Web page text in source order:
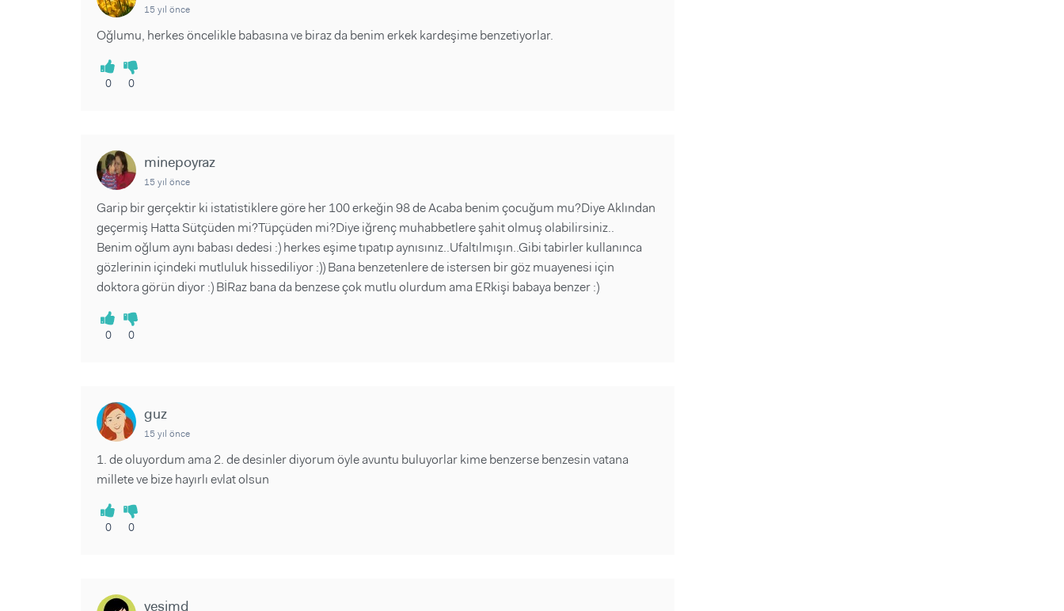
15 yıl önce
Oğlumu, herkes öncelikle babasına ve biraz da benim erkek kardeşime benzetiyorlar.
0 0
minepoyraz
15 yıl önce
Garip bir gerçektir ki istatistiklere göre her 100 erkeğin 98 de Acaba benim çocuğum mu?Diye Aklından
geçermiş Hatta Sütçüden mi?Tüpçüden mi?Diye iğrenç muhabbetlere şahit olmuş olabilirsiniz..
Benim oğlum aynı babası dedesi :) herkes eşime tıpatıp aynısınız..Ufaltılmışın..Gibi tabirler kullanınca
gözlerinin içindeki mutluluk hissediliyor :)) Bana benzetenlere de istersen bir göz muayenesi için
doktora görün diyor :) BİRaz bana da benzese çok mutlu olurdum ama ERkişi babaya benzer :)
0 0
guz
15 yıl önce
1. de oluyordum ama 2. de desinler diyorum öyle avuntu buluyorlar kime benzerse benzesin vatana
millete ve bize hayırlı evlat olsun
0 0
yesimd